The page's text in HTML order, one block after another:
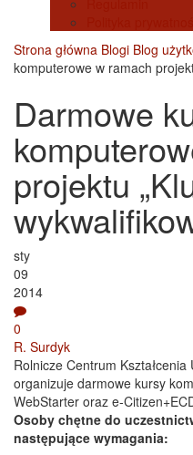
Strona główna Blogi Blog
komputerowe w ramach
Darmowe
projektu
sty
09
2014
0
R. Surdyk
Rolnicze Centrum
organizuje darmowe kursy
WebStarter oraz e-
Osoby chętne do
następujące wymagania: